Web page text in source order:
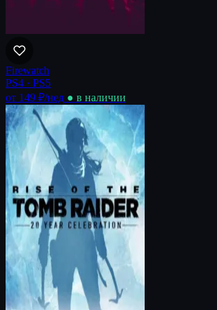
Firewatch
PS4 · PS5
от 149 ₽/нед ● в наличии